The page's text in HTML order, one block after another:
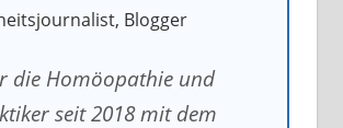
Blogger
die Homöopathie und
seit 2018 mit dem